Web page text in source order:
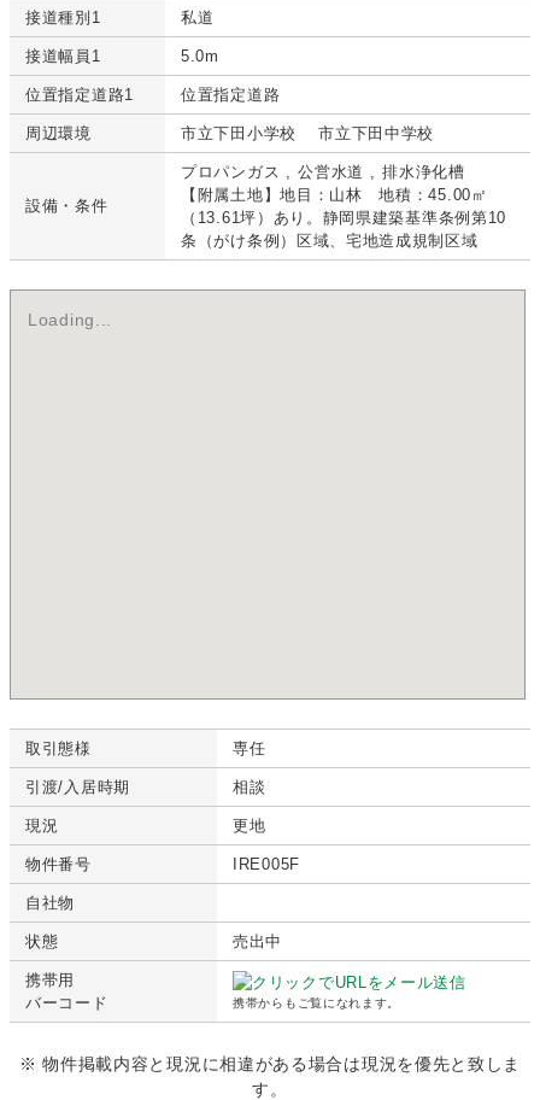
接道種別1 私道
接道幅員1 5.0m
位置指定道路1 位置指定道路
周辺環境 市立下田小学校 市立下田中学校
設備・条件
プロパンガス 公営水道
排水浄化槽
【附属土地】地目：山林 地積：45.00㎡
（13.61坪）あり。静岡県建築基準条例第10
条（がけ条例）区域、宅地造成規制区域
Loading...
取引態様 専任
引渡/入居時期 相談
現況 更地
物件番号 IRE005F
自社物
状態 売出中
携帯用
バーコード
携帯からもご覧になれます。
※ 物件掲載内容と現況に相違がある場合は現況を優先と致しま
す。